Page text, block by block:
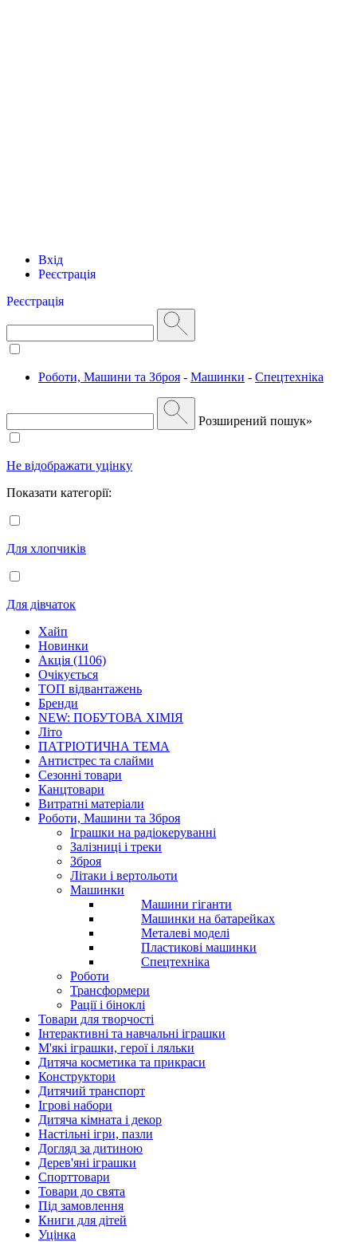
Вхід
Реєстрація
Реєстрація
Роботи, Машини та Зброя - Машинки - Спецтехніка
Розширений пошук»
Не відображати уцінку
Показати категорії:
Для хлопчиків
Для дівчаток
Хайп
Новинки
Акція (1106)
Очікується
ТОП відвантажень
Бренди
NEW: ПОБУТОВА ХІМІЯ
Літо
ПАТРІОТИЧНА ТЕМА
Антистрес та слайми
Сезонні товари
Канцтовари
Витратні матеріали
Роботи, Машини та Зброя
Іграшки на радіокеруванні
Залізниці і треки
Зброя
Літаки і вертольоти
Машинки
Машини гіганти
Машинки на батарейках
Металеві моделі
Пластикові машинки
Спецтехніка
Роботи
Трансформери
Рації і біноклі
Товари для творчості
Інтерактивні та навчальні іграшки
М'які іграшки, герої і ляльки
Дитяча косметика та прикраси
Конструктори
Дитячий транспорт
Ігрові набори
Дитяча кімната і декор
Настільні ігри, пазли
Догляд за дитиною
Дерев'яні іграшки
Спорттовари
Товари до свята
Під замовлення
Книги для дітей
Уцінка